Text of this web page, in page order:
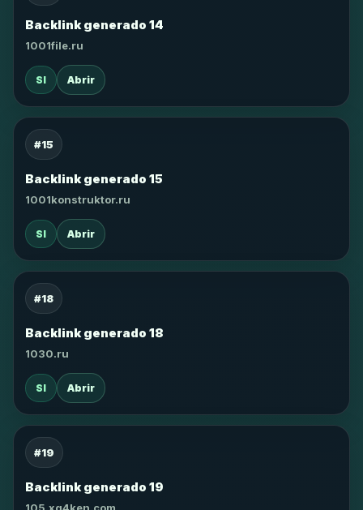
Backlink generado 14
1001file.ru
SI Abrir
#15
Backlink generado 15
1001konstruktor.ru
SI Abrir
#18
Backlink generado 18
1030.ru
SI Abrir
#19
Backlink generado 19